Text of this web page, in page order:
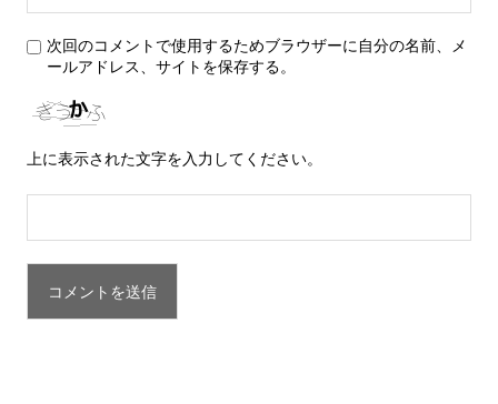
次回のコメントで使用するためブラウザーに自分の名前、メ
ールアドレス、サイトを保存する。
上に表示された文字を入力してください。